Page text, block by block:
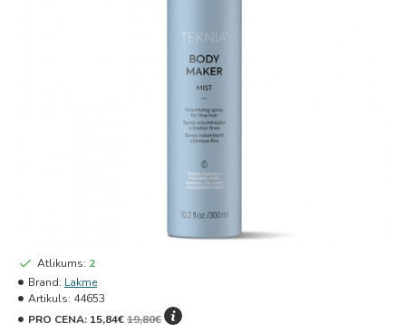
Atlikums: 2
Brand: Lakme
Artikuls: 44653
PRO CENA: 15,84€19,80€